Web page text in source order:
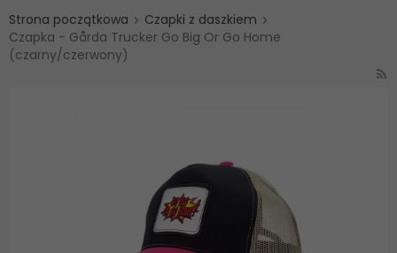
Strona początkowa
Czapki z daszkiem
Czapka - Gårda Trucker Go Big Or Go Home
(czarny/czerwony)